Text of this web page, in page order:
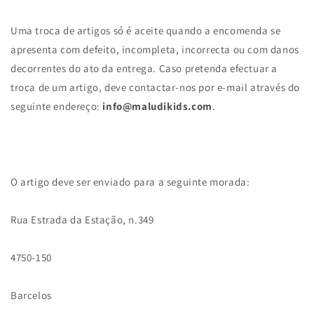
Uma troca de artigos só é aceite quando a encomenda se
apresenta com defeito, incompleta, incorrecta ou com danos
decorrentes do ato da entrega. Caso pretenda efectuar a
troca de um artigo, deve contactar-nos por e-mail através do
seguinte endereço: info@maludikids.com.
O artigo deve ser enviado para a seguinte morada:
Rua Estrada da Estação, n.349
4750-150
Barcelos